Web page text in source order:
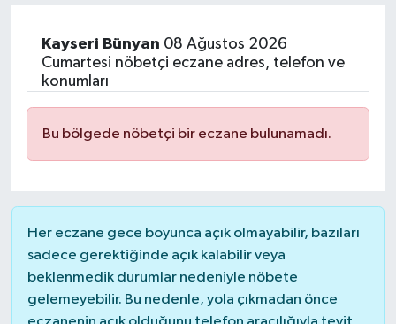
Kayseri Bünyan 08 Ağustos 2026
Cumartesi nöbetçi eczane adres, telefon ve
konumları
Bu bölgede nöbetçi bir eczane bulunamadı.
Her eczane gece boyunca açık olmayabilir, bazıları
sadece gerektiğinde açık kalabilir veya
beklenmedik durumlar nedeniyle nöbete
gelemeyebilir. Bu nedenle, yola çıkmadan önce
SAĞLIK
EĞİTİM
TURİZM
RÖPORTAJ
VİDEO HABERLER